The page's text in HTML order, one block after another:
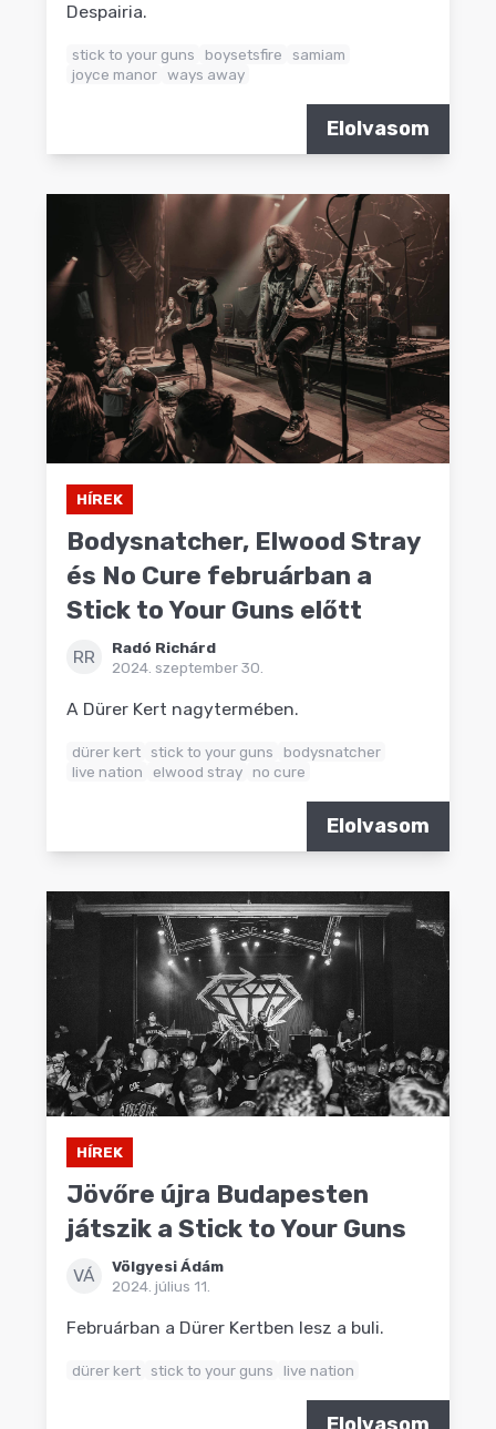
Despairia.
stick to your guns boysetsfire
samiam
joyce manor ways away
Elolvasom
HÍREK
Bodysnatcher, Elwood Stray
és No Cure februárban a
Stick to Your Guns előtt
RR
Radó Richárd
2024. szeptember 30.
A Dürer Kert nagytermében.
dürer kert stick to your guns
bodysnatcher
live nation
elwood stray no cure
Elolvasom
HÍREK
Jövőre újra Budapesten
játszik a Stick to Your Guns
VÁ
Völgyesi Ádám
2024. július 11.
Februárban a Dürer Kertben lesz a buli.
dürer kert stick to your guns live nation